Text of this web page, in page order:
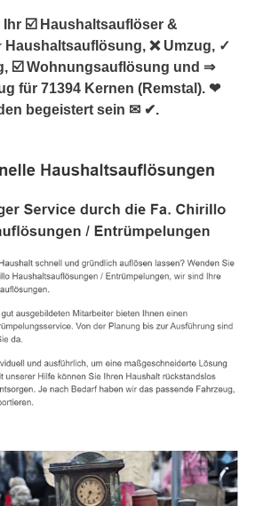
☑️ Haushaltsauflöser &
Haushaltsauflösung, ❌ Umzug, ✓
☑️ Wohnungsauflösung und ⇒
für 71394 Kernen (Remstal). ❤
begeistert sein ✉ ✔.